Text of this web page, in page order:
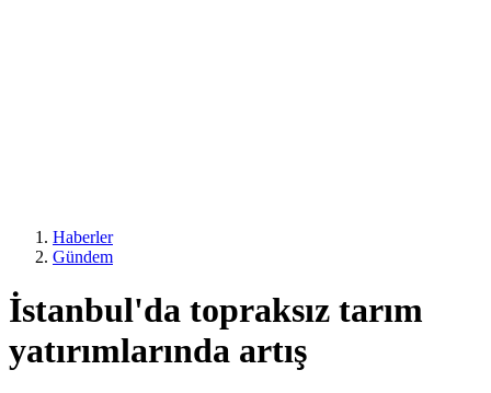
Haberler
Gündem
İstanbul'da topraksız tarım
yatırımlarında artış